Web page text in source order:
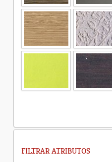
FILTRAR ATRIBUTOS